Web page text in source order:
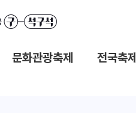
문화관광축제 전국축제